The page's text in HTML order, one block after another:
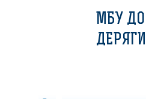
МБУ ДО